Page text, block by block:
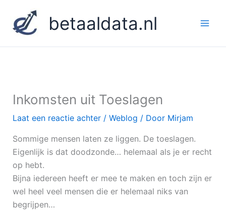
naar
inhoud
betaaldata.nl
Inkomsten uit Toeslagen
Laat een reactie achter / Weblog / Door Mirjam
Sommige mensen laten ze liggen. De toeslagen.
Eigenlijk is dat doodzonde… helemaal als je er recht
op hebt.
Bijna iedereen heeft er mee te maken en toch zijn er
wel heel veel mensen die er helemaal niks van
begrijpen…